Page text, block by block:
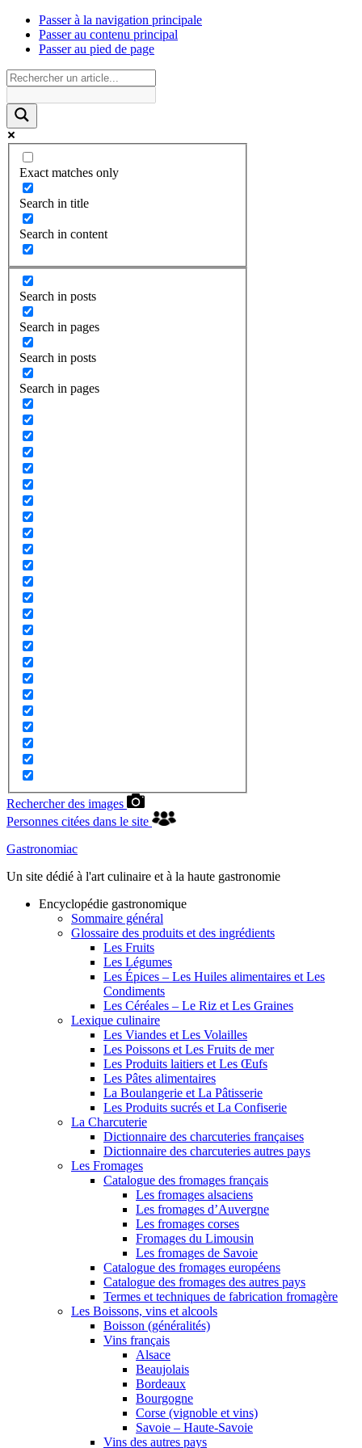
Passer à la navigation principale
Passer au contenu principal
Passer au pied de page
Exact matches only
Search in title
Search in content
Search in posts
Search in pages
Search in posts
Search in pages
Rechercher des images
Personnes citées dans le site
Gastronomiac
Un site dédié à l'art culinaire et à la haute gastronomie
Encyclopédie gastronomique
Sommaire général
Glossaire des produits et des ingrédients
Les Fruits
Les Légumes
Les Épices – Les Huiles alimentaires et Les
Condiments
Les Céréales – Le Riz et Les Graines
Lexique culinaire
Les Viandes et Les Volailles
Les Poissons et Les Fruits de mer
Les Produits laitiers et Les Œufs
Les Pâtes alimentaires
La Boulangerie et La Pâtisserie
Les Produits sucrés et La Confiserie
La Charcuterie
Dictionnaire des charcuteries françaises
Dictionnaire des charcuteries autres pays
Les Fromages
Catalogue des fromages français
Les fromages alsaciens
Les fromages d’Auvergne
Les fromages corses
Fromages du Limousin
Les fromages de Savoie
Catalogue des fromages européens
Catalogue des fromages des autres pays
Termes et techniques de fabrication fromagère
Les Boissons, vins et alcools
Boisson (généralités)
Vins français
Alsace
Beaujolais
Bordeaux
Bourgogne
Corse (vignoble et vins)
Savoie – Haute-Savoie
Vins des autres pays